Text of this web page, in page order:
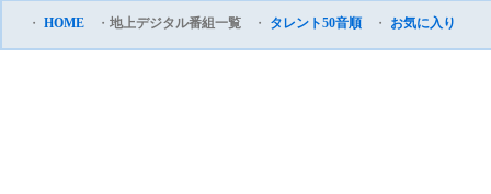
・ HOME ・ 地上デジタル番組一覧 ・ タレント50音順 ・ お気に入り